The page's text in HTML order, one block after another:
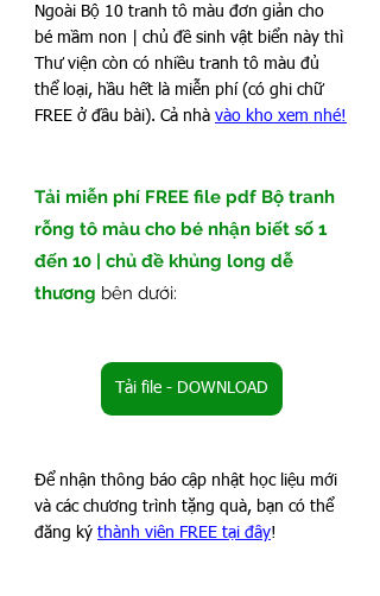
Ngoài Bộ 10 tranh tô màu đơn giản cho
bé mầm non | chủ đề sinh vật biển này thì
Thư viện còn có nhiều tranh tô màu đủ
thể loại, hầu hết là miễn phí (có ghi chữ
FREE ở đầu bài). Cả nhà vào kho xem nhé!
Tải miễn phí FREE file pdf Bộ tranh
rỗng tô màu cho bé nhận biết số 1
đến 10 | chủ đề khủng long dễ
thương bên dưới:
Tải file - DOWNLOAD
Để nhận thông báo cập nhật học liệu mới
và các chương trình tặng quà, bạn có thể
đăng ký thành viên FREE tại đây!